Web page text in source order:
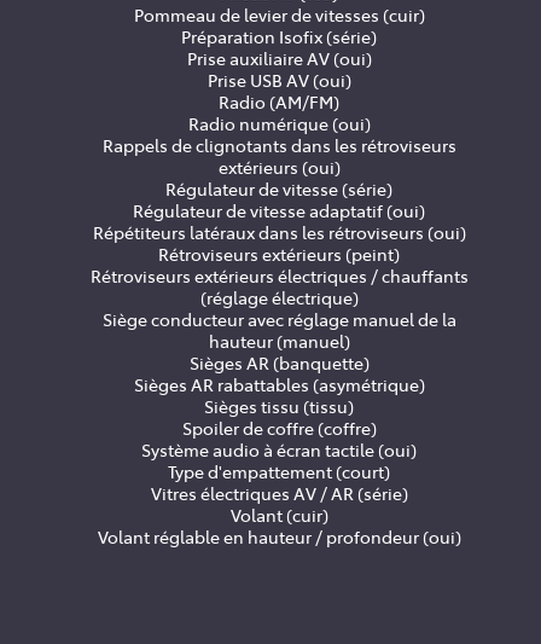
Pommeau de levier de vitesses (cuir)
Préparation Isofix (série)
Prise auxiliaire AV (oui)
Prise USB AV (oui)
Radio (AM/FM)
Radio numérique (oui)
Rappels de clignotants dans les rétroviseurs
extérieurs (oui)
Régulateur de vitesse (série)
Régulateur de vitesse adaptatif (oui)
Répétiteurs latéraux dans les rétroviseurs (oui)
Rétroviseurs extérieurs (peint)
Rétroviseurs extérieurs électriques / chauffants
(réglage électrique)
Siège conducteur avec réglage manuel de la
hauteur (manuel)
Sièges AR (banquette)
Sièges AR rabattables (asymétrique)
Sièges tissu (tissu)
Spoiler de coffre (coffre)
Système audio à écran tactile (oui)
Type d'empattement (court)
Vitres électriques AV / AR (série)
Volant (cuir)
Volant réglable en hauteur / profondeur (oui)